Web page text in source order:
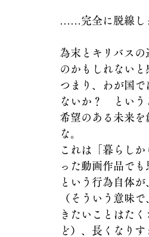
……完全に脱線し
為末とキリバス
のかもしれないと
つまり、わが国
ないか？　という
希望のある未来
な。
これは「暮らし
った動画作品で
という行為自体
（そういう意味
きたいことはた
ど）、長くなり